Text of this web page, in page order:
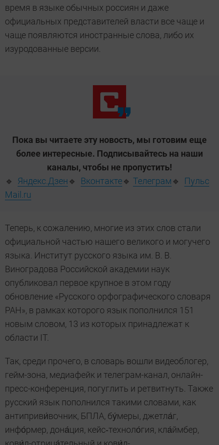
время в языке обычных россиян и даже
официальных представителей власти все чаще и
чаще появляются иностранные слова, либо их
изуродованные версии.
Пока вы читаете эту новость, мы готовим еще
более интересные. Подписывайтесь на наши
каналы, чтобы не пропустить!
🔹 Яндекс.Дзен 🔹 Вконтакте🔹 Телеграм 🔹 Пульс
Mail.ru
Теперь, к сожалению, многие из этих слов стали
официальной частью нашего великого и могучего
языка. Институт русского языка им. В. В.
Виноградова Российской академии наук
опубликовал первое крупное в этом году
обновление «Русского орфографического словаря
РАН», в рамках которого язык пополнился 151
новым словом, 13 из которых принадлежат к
области IT.
Так, среди прочего, в словарь вошли видеоблогер,
гейм-зона, медиафейк и телеграм-канал, онлайн-
пресс-конференция, погуглить и ретвитнуть. Также
русский язык пополнился такими словами, как
антиприви́вочник, БПЛА, бу́меры, джетла́г,
инфо́рмер, дона́ция, кейс‑техноло́гия, кла́ймбер,